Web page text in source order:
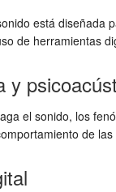
está
de herramientas
y
el sonido, los
de